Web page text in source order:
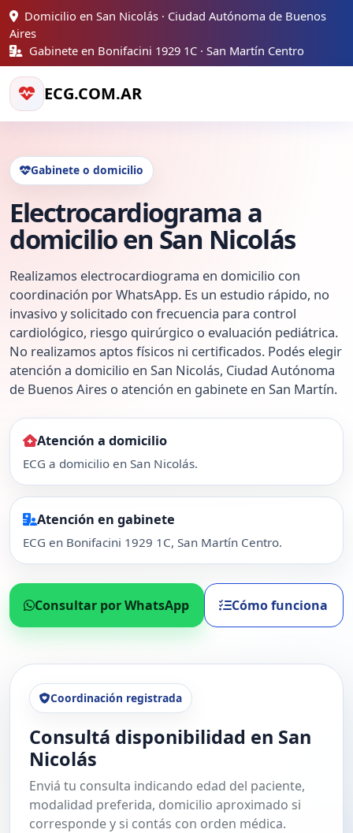
Domicilio en San Nicolás · Ciudad Autónoma de Buenos
Aires
Gabinete en Bonifacini 1929 1C · San Martín Centro
ECG.COM.AR
Gabinete o domicilio
Electrocardiograma a
domicilio en San Nicolás
Realizamos electrocardiograma en domicilio con
coordinación por WhatsApp. Es un estudio rápido, no
invasivo y solicitado con frecuencia para control
cardiológico, riesgo quirúrgico o evaluación pediátrica.
No realizamos aptos físicos ni certificados. Podés elegir
atención a domicilio en San Nicolás, Ciudad Autónoma
de Buenos Aires o atención en gabinete en San Martín.
Atención a domicilio
ECG a domicilio en San Nicolás.
Atención en gabinete
ECG en Bonifacini 1929 1C, San Martín Centro.
Consultar por WhatsApp Cómo funciona
Coordinación registrada
Consultá disponibilidad en San
Nicolás
Enviá tu consulta indicando edad del paciente,
modalidad preferida, domicilio aproximado si
corresponde y si contás con orden médica.